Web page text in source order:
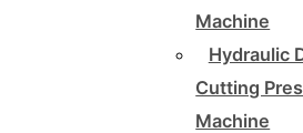
Machine
Hydraulic
Cutting
Machine